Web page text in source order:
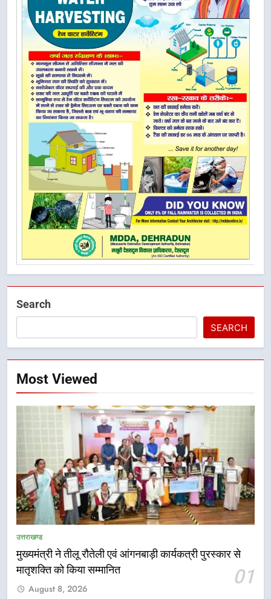
Search
SEARCH
Most Viewed
उत्तराखण्ड
मुख्यमंत्री ने तीलू रौतेली एवं आंगनबाड़ी कार्यकत्री पुरस्कार से
मातृशक्ति को किया सम्मानित
01
August 8, 2026
5
एमडीडीए का अवैध प्लाटिंग और निर्माण पर
बड़ा एक्शन, दो स्थानों पर ध्वस्तीकरण,
6